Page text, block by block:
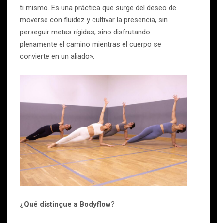
ti mismo. Es una práctica que surge del deseo de
moverse con fluidez y cultivar la presencia, sin
perseguir metas rígidas, sino disfrutando
plenamente el camino mientras el cuerpo se
convierte en un aliado».
¿Qué distingue a Bodyflow?